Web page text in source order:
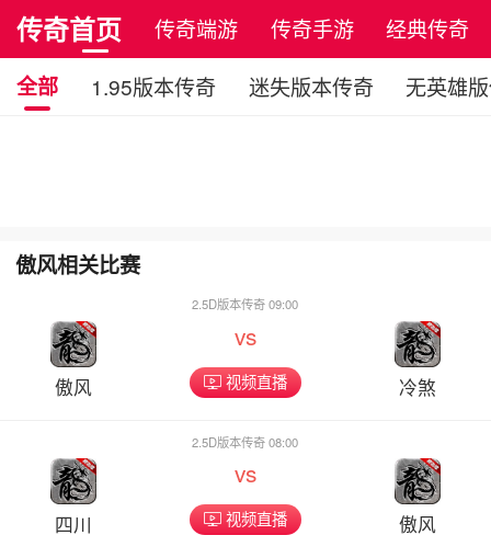
传奇首页 传奇端游 传奇手游
经典传奇
全部
1.95版本传奇 迷失版本传奇 无英雄
傲风相关比赛
傲风
2.5D版本传奇 09:00
vs
视频直播 冷煞
四川
2.5D版本传奇 08:00
vs
视频直播 傲风